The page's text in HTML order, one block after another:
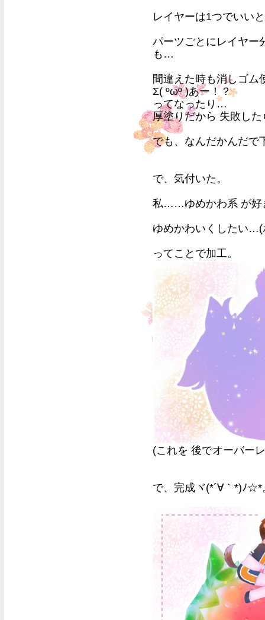
レイヤーは1つでいい
パーツごとにレイヤー
も…
間違えた時も消しゴム
Σ( ºωº )あー！？
ってなったり…
厚塗りだから 失敗し
でも、なんだかんだ
で、気付いた。
私……ゆめかわ系 が
ゆめかわいくしたい…(
ってことで加工。
(これを 後でオーバー
で、完成ヾ(*´∀｀*)ﾉ☆*